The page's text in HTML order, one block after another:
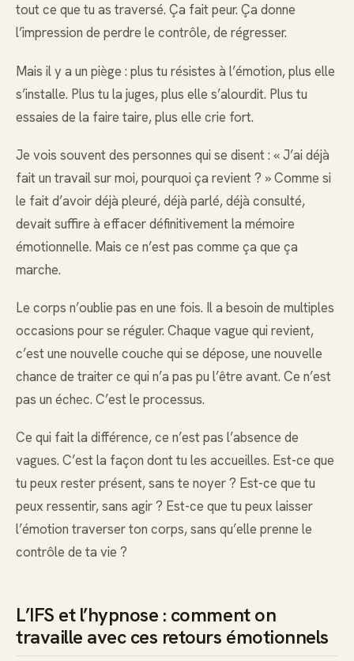
tout ce que tu as traversé. Ça fait peur. Ça donne
l’impression de perdre le contrôle, de régresser.
Mais il y a un piège : plus tu résistes à l’émotion, plus elle
s’installe. Plus tu la juges, plus elle s’alourdit. Plus tu
essaies de la faire taire, plus elle crie fort.
Je vois souvent des personnes qui se disent : « J’ai déjà
fait un travail sur moi, pourquoi ça revient ? » Comme si
le fait d’avoir déjà pleuré, déjà parlé, déjà consulté,
devait suffire à effacer définitivement la mémoire
émotionnelle. Mais ce n’est pas comme ça que ça
marche.
Le corps n’oublie pas en une fois. Il a besoin de multiples
occasions pour se réguler. Chaque vague qui revient,
c’est une nouvelle couche qui se dépose, une nouvelle
chance de traiter ce qui n’a pas pu l’être avant. Ce n’est
pas un échec. C’est le processus.
Ce qui fait la différence, ce n’est pas l’absence de
vagues. C’est la façon dont tu les accueilles. Est-ce que
tu peux rester présent, sans te noyer ? Est-ce que tu
peux ressentir, sans agir ? Est-ce que tu peux laisser
l’émotion traverser ton corps, sans qu’elle prenne le
contrôle de ta vie ?
L’IFS et l’hypnose : comment on
travaille avec ces retours émotionnels